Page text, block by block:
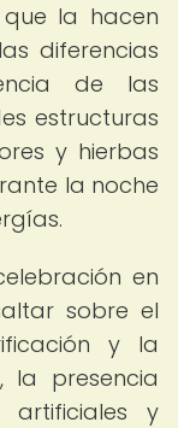
la hacen
diferencias
de las
estructuras
y hierbas
la noche
en
sobre el
y la
la presencia
y